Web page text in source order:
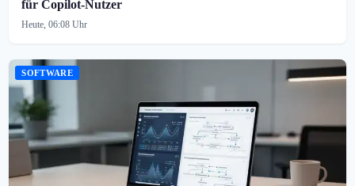
für Copilot-Nutzer
Heute, 06:08 Uhr
SOFTWARE